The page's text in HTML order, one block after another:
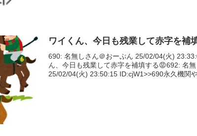
ワイくん、今日も残業して赤字を補
690: 名無しさん＠おーぷん 25/02/04(火)
ん、今日も残業して赤字を補填する😡692: 名
25/02/04(火) 23:50:15 ID:cjW1>>690永久機関や